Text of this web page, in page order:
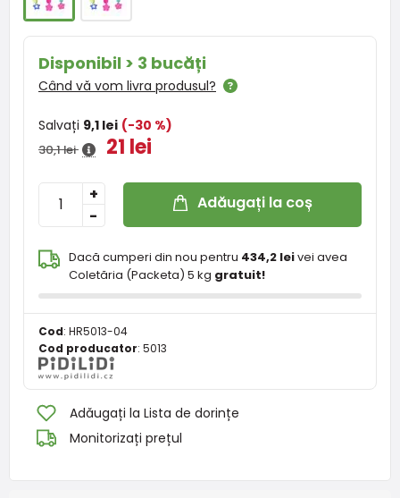
Disponibil > 3 bucăți
Când vă vom livra produsul?
Salvați 9,1 lei (-30 %)
30,1 lei 21 lei
-
+ Adăugați la coș
Dacă cumperi din nou pentru 434,2 leivei avea
Coletăria (Packeta) 5 kg gratuit!
Cod: HR5013-04
Cod producator: 5013
Adăugați la Lista de dorințe
Monitorizați prețul